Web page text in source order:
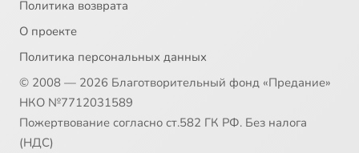
Политика возврата
О проекте
Политика персональных данных
© 2008 — 2026 Благотворительный фонд «Предание»
НКО №7712031589
Пожертвование согласно ст.582 ГК РФ. Без налога
(НДС)